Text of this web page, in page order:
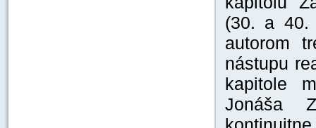
(30. a 40.
autorom
nástupu
kapitole
Jonáša